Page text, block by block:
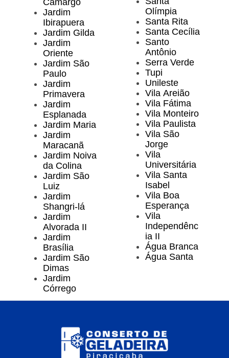
Camargo
Jardim
Ibirapuera
Jardim Gilda
Jardim
Oriente
Jardim São
Paulo
Jardim
Primavera
Jardim
Esplanada
Jardim Maria
Jardim
Maracanã
Jardim Noiva
da Colina
Jardim São
Luiz
Jardim
Shangri-lá
Jardim
Alvorada II
Jardim
Brasília
Jardim São
Dimas
Jardim
Córrego
Olímpia
Santa Rita
Santa Cecília
Santo
Antônio
Serra Verde
Tupi
Unileste
Vila Areião
Vila Fátima
Vila Monteiro
Vila Paulista
Vila São
Jorge
Vila
Universitária
Vila Santa
Isabel
Vila Boa
Esperança
Vila
Independênc
ia II
Água Branca
Água Santa